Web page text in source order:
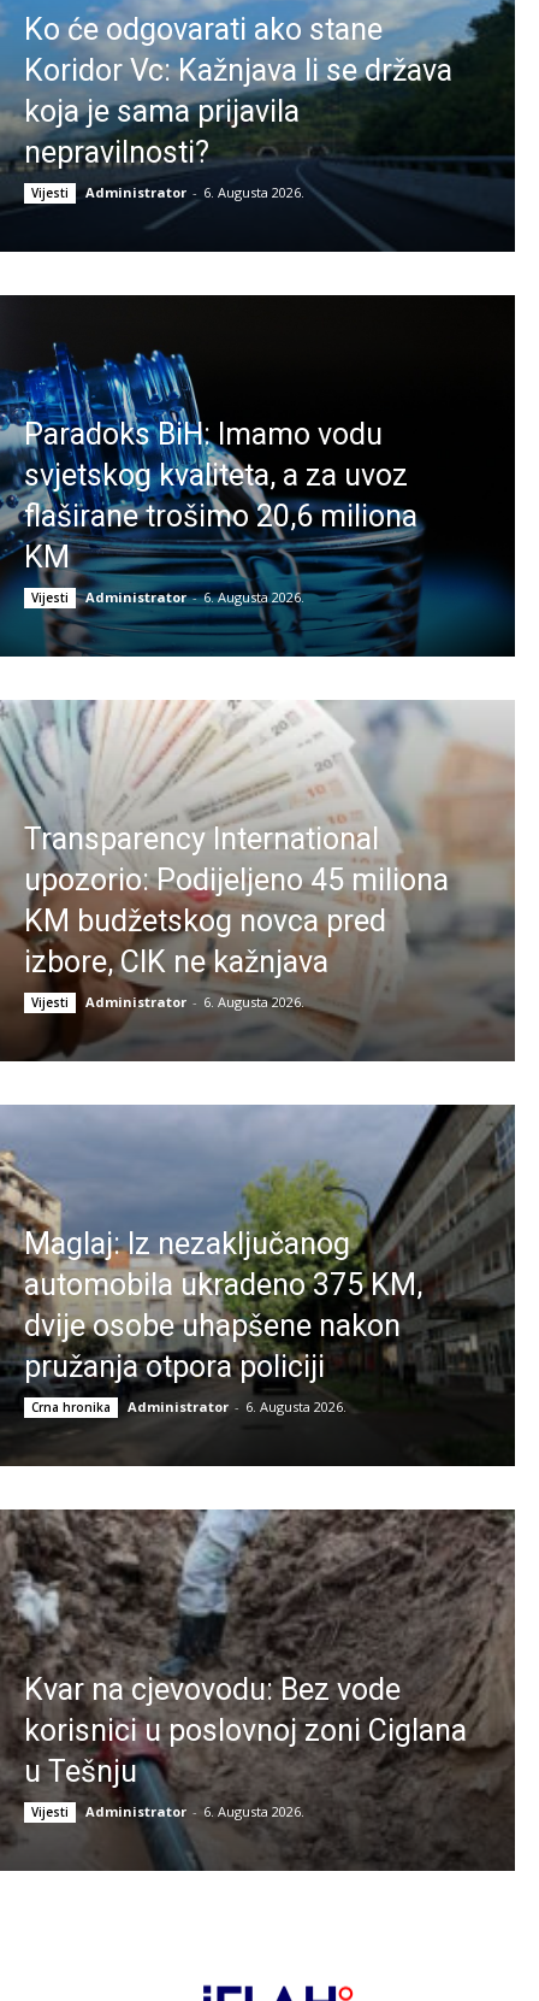
Ko će odgovarati ako stane
Koridor Vc: Kažnjava li se država
koja je sama prijavila
nepravilnosti?
Vijesti Administrator - 6. Augusta 2026.
Paradoks BiH: Imamo vodu
svjetskog kvaliteta, a za uvoz
flaširane trošimo 20,6 miliona
KM
Vijesti Administrator - 6. Augusta 2026.
Transparency International
upozorio: Podijeljeno 45 miliona
KM budžetskog novca pred
izbore, CIK ne kažnjava
Vijesti Administrator - 6. Augusta 2026.
Maglaj: Iz nezaključanog
automobila ukradeno 375 KM,
dvije osobe uhapšene nakon
pružanja otpora policiji
Crna hronika Administrator - 6. Augusta 2026.
Kvar na cjevovodu: Bez vode
korisnici u poslovnoj zoni Ciglana
u Tešnju
Vijesti Administrator - 6. Augusta 2026.